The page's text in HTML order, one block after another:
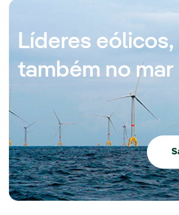
Líderes eólicos,
também no mar